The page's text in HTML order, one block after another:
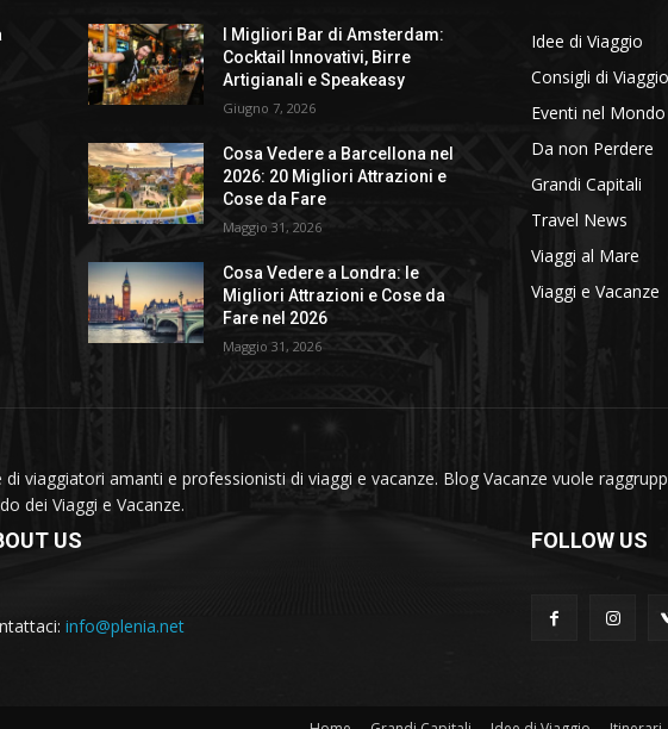
I Migliori Bar di Amsterdam:
Cocktail Innovativi, Birre
Artigianali e Speakeasy
Giugno 7, 2026
Cosa Vedere a Barcellona nel
2026: 20 Migliori Attrazioni e
Cose da Fare
Maggio 31, 2026
Cosa Vedere a Londra: le
Migliori Attrazioni e Cose da
Fare nel 2026
Maggio 31, 2026
Idee di Viaggio
Consigli di Viaggio
Eventi nel Mondo
Da non Perdere
Grandi Capitali
Travel News
Viaggi al Mare
Viaggi e Vacanze
di viaggiatori amanti e professionisti di viaggi e vacanze. Blog Vacanze vuole
dei Viaggi e Vacanze.
US
info@plenia.net
FOLLOW US